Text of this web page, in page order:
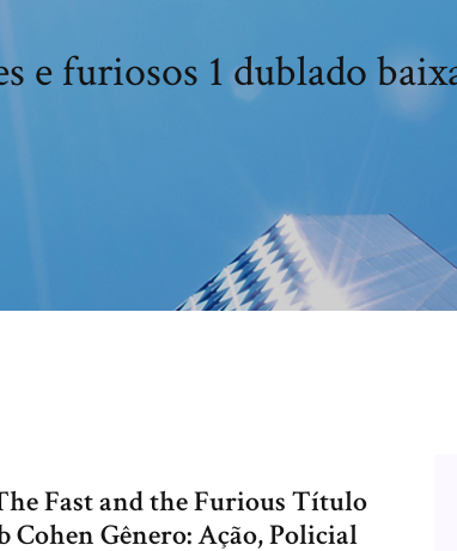
e furiosos 1 dublado
Fast and the Furious Título
Cohen Gênero: Ação, Policial